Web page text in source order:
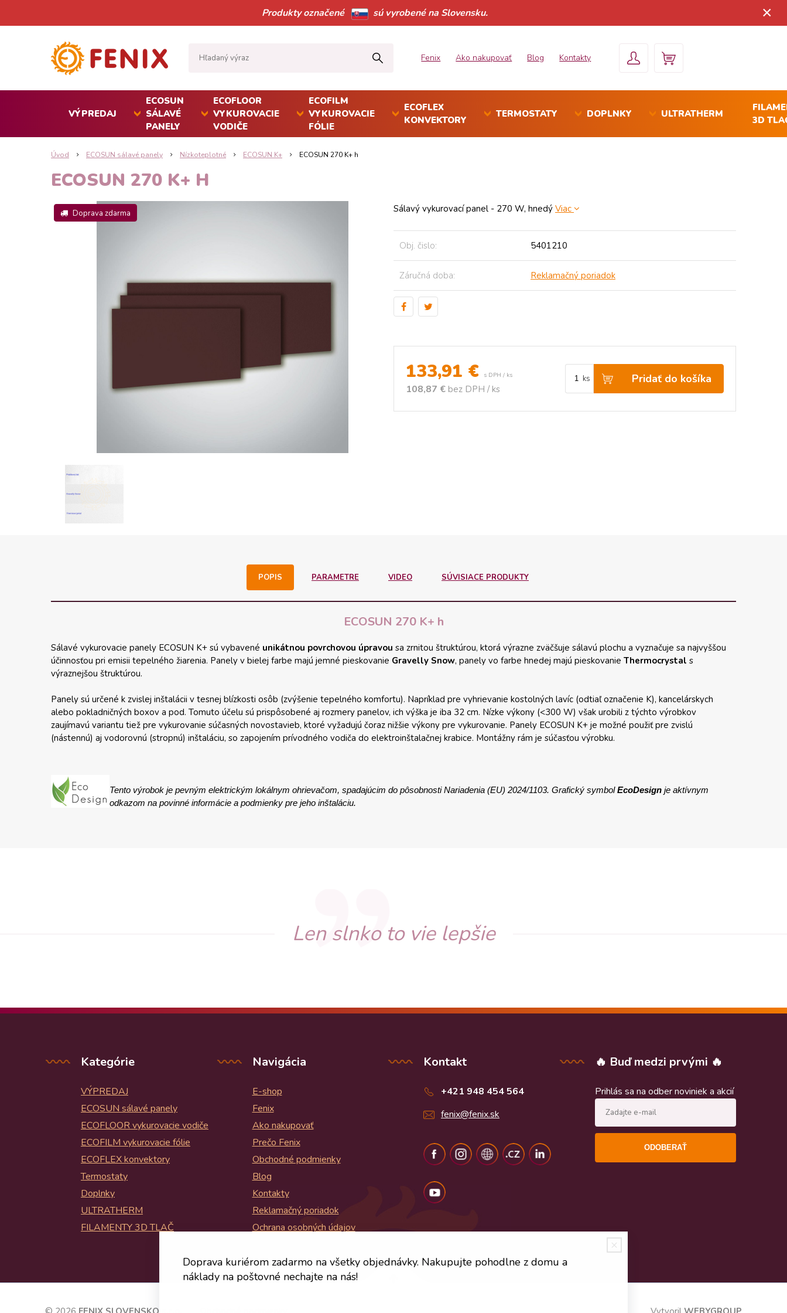
Produkty označené sú vyrobené na Slovensku. ×
Fenix Ako nakupovať Blog Kontakty
VÝPREDAJ
ECOSUN
SÁLAVÉ
PANELY
ECOFLOOR
VYKUROVACIE
VODIČE
ECOFILM
VYKUROVACIE
FÓLIE
ECOFLEX
KONVEKTORY
TERMOSTATY DOPLNKY ULTRATHERM
3D
Úvod ECOSUN sálavé panely Nízkoteplotné ECOSUN K+ ECOSUN 270 K+ h
ECOSUN 270 K+ H
Doprava zdarma
133,91 € s DPH / ks
108,87 € bez DPH / ks
ks Pridať do košíka
Sálavý vykurovací panel - 270 W, hnedý Viac
Obj. čislo: 5401210
Záručná doba: Reklamačný poriadok
POPIS PARAMETRE VIDEO SÚVISIACE PRODUKTY
ECOSUN 270 K+ h
Sálavé vykurovacie panely ECOSUN K+ sú vybavené unikátnou povrchovou úpravou sa zrnitou štruktúrou, ktorá výrazne zväčšuje sálavú plochu a vyznačuje sa najvyššou
účinnosťou pri emisii tepelného žiarenia. Panely v bielej farbe majú jemné pieskovanie Gravelly Snow, panely vo farbe hnedej majú pieskovanie Thermocrystal s
výraznejšou štruktúrou.
Panely sú určené k zvislej inštalácii v tesnej blízkosti osôb (zvýšenie tepelného komfortu). Napríklad pre vyhrievanie kostolných lavíc (odtiaľ označenie K), kancelárskych
alebo pokladničných boxov a pod. Tomuto účelu sú prispôsobené aj rozmery panelov, ich výška je iba 32 cm. Nízke výkony (<300 W) však urobili z týchto výrobkov
zaujímavú variantu tiež pre vykurovanie súčasných novostavieb, ktoré vyžadujú čoraz nižšie výkony pre vykurovanie. Panely ECOSUN K+ je možné použiť pre zvislú
(nástennú) aj vodorovnú (stropnú) inštaláciu, so zapojením prívodného vodiča do elektroinštalačnej krabice. Montážny rám je súčasťou výrobku.
Tento výrobok je pevným elektrickým lokálnym ohrievačom, spadajúcim do pôsobnosti Nariadenia (EU) 2024/1103. Grafický symbolEcoDesign je aktívnym
odkazom na povinné informácie a podmienky pre jeho inštaláciu.
Len slnko to vie lepšie
Kategórie
VÝPREDAJ
ECOSUN sálavé panely
ECOFLOOR vykurovacie vodiče
ECOFILM vykurovacie fólie
ECOFLEX konvektory
Termostaty
Doplnky
ULTRATHERM
FILAMENTY 3D TLAČ
Navigácia
E-shop
Fenix
Ako nakupovať
Prečo Fenix
Obchodné podmienky
Blog
Kontakty
Reklamačný poriadok
Ochrana osobných údajov
Kontakt
+421 948 454 564
fenix@fenix.sk
🔥 Buď medzi prvými 🔥
Prihlás sa na odber noviniek a akcií
ODOBERAŤ
Doprava kuriérom zadarmo na všetky objednávky. Nakupujte pohodlne z domu a
náklady na poštovné nechajte na nás!